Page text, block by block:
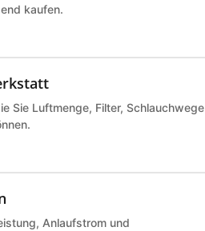
kaufen.
Sie Luftmenge, Filter, Schlauchwege
Anlaufstrom und